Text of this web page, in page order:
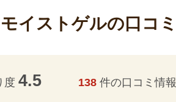
イストゲルの口コミ
度 4.5 138 件の口コミ情報